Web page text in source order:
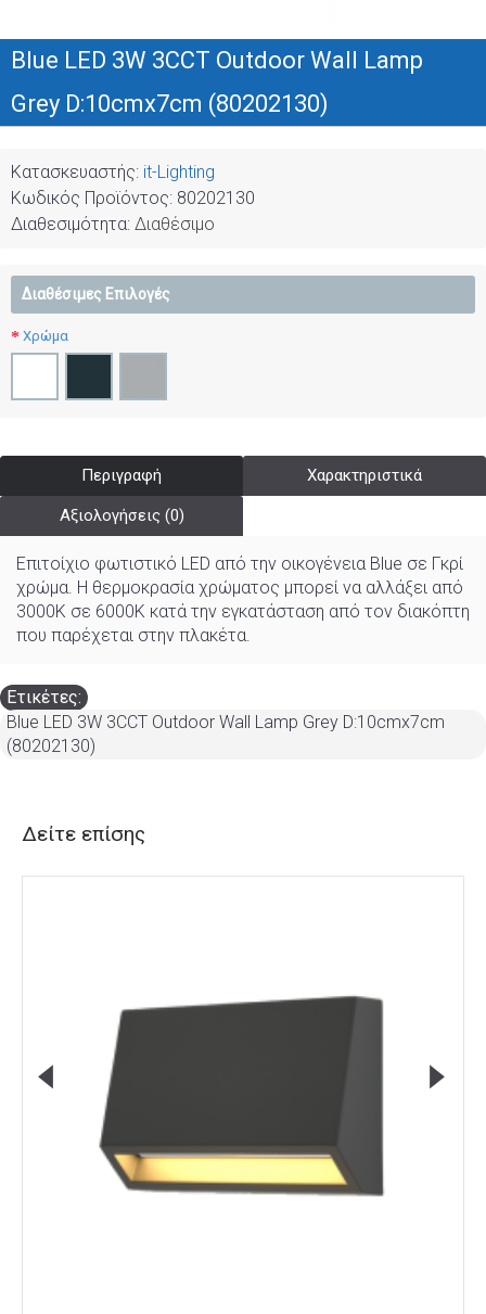
Blue LED 3W 3CCT Outdoor Wall Lamp
Grey D:10cmx7cm (80202130)
Κατασκευαστής: it-Lighting
Κωδικός Προϊόντος: 80202130
Διαθεσιμότητα: Διαθέσιμο
Διαθέσιμες Επιλογές
Χρώμα
Περιγραφή Χαρακτηριστικά
Αξιολογήσεις (0)
Επιτοίχιο φωτιστικό LED από την οικογένεια Blue σε Γκρί
χρώμα. Η θερμοκρασία χρώματος μπορεί να αλλάξει από
3000K σε 6000K κατά την εγκατάσταση από τον διακόπτη
που παρέχεται στην πλακέτα.
Ετικέτες:
Blue LED 3W 3CCT Outdoor Wall Lamp Grey D:10cmx7cm
(80202130)
Δείτε επίσης